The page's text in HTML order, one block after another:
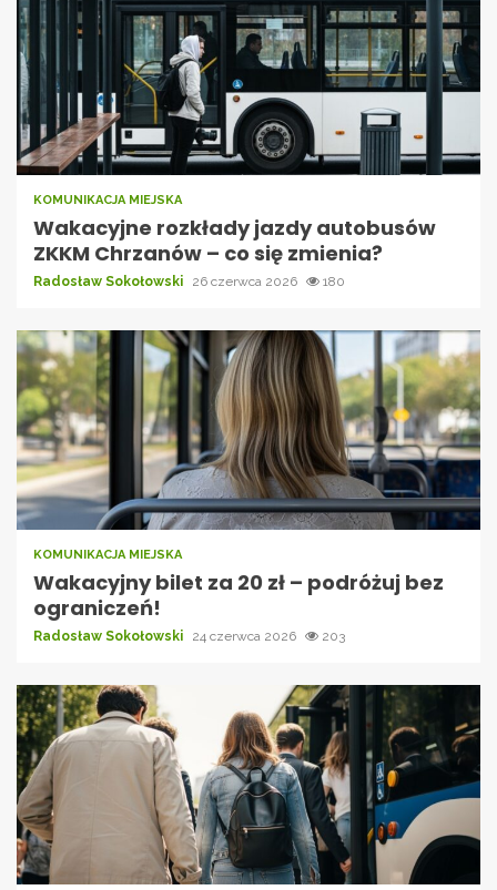
KOMUNIKACJA MIEJSKA
Wakacyjne rozkłady jazdy autobusów
ZKKM Chrzanów – co się zmienia?
Radosław Sokołowski 26 czerwca 2026 180
KOMUNIKACJA MIEJSKA
Wakacyjny bilet za 20 zł – podróżuj bez
ograniczeń!
Radosław Sokołowski 24 czerwca 2026 203